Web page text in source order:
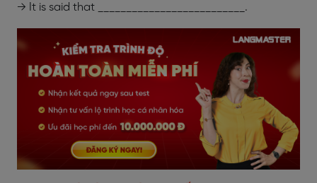
→ It is said that __________________________.